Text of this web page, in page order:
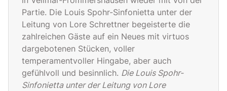
Partie. Die Louis Spohr-Sinfonietta unter der
Leitung von Lore Schrettner begeisterte die
zahlreichen Gäste auf ein Neues mit virtuos
dargebotenen Stücken, voller
temperamentvoller Hingabe, aber auch
gefühlvoll und besinnlich. Die Louis Spohr-
Sinfonietta unter der Leitung von Lore